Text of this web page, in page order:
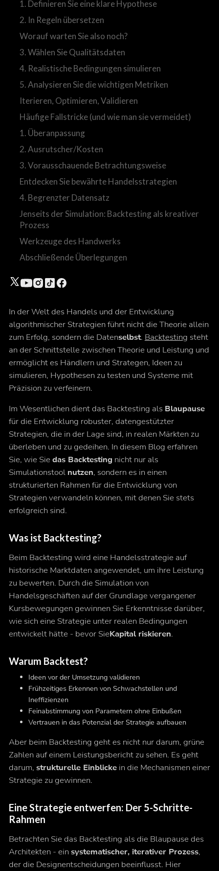
In der Welt des Handels und der Entwicklung
algorithmischer Strategien führt nicht die Theorie allein
zum Erfolg, sondern die Datenselbst. Backtesting steht
an der Schnittstelle zwischen Theorie und Leistung und
ermöglicht es Händlern und Strategen, Ideen zu
simulieren, Hypothesen zu testen und Systeme mit
Präzision zu verfeinern.
Im Wesentlichen dient das Backtesting als Blaupause
für die Entwicklung robuster, datengestützter
Strategien, die in der Lage sind, in realen Märkten zu
überleben und zu gedeihen. In diesem Blog erfahren
Sie, wie Sie das Backtesting nicht nur als
Simulationstool nutzen, sondern es in einen
strukturierten Rahmen für die Entwicklung von
Strategien verwandeln können, mit denen Sie stets
erfolgreich sind.
Was ist Backtesting?
Beim Backtesting wird eine Handelsstrategie auf
historische Marktdaten angewendet, um ihre Leistung
zu bewerten. Durch die Simulation von
Handelsgeschäften auf der Grundlage vergangener
Kursbewegungen gewinnen Sie Erkenntnisse darüber,
wie sich eine Strategie unter realen Bedingungen
entwickelt hätte - bevor SieKapital riskieren.
Warum Backtest?
Ideen vor der Umsetzung validieren
Frühzeitiges Erkennen von Schwachstellen und
Ineffizienzen
Feinabstimmung von Parametern ohne Einbußen
Vertrauen in das Potenzial der Strategie aufbauen
Aber beim Backtesting geht es nicht nur darum, grüne
Zahlen auf einem Leistungsbericht zu sehen. Es geht
darum, strukturelle Einblickein die Mechanismen einer
Strategie zu gewinnen.
Eine Strategie entwerfen: Der 5-Schritte-
Rahmen
Betrachten Sie das Backtesting als die Blaupause des
Architekten - ein systematischer, iterativer Prozess,
der die Designentscheidungen beeinflusst. Hier
1. Definieren Sie eine klare Hypothese
2. In Regeln übersetzen
Worauf warten Sie also noch?
3. Wählen Sie Qualitätsdaten
4. Realistische Bedingungen simulieren
5. Analysieren Sie die wichtigen Metriken
Iterieren, Optimieren, Validieren
Häufige Fallstricke (und wie man sie vermeidet)
1. Überanpassung
2. Ausrutscher/Kosten
3. Vorausschauende Betrachtungsweise
Entdecken Sie bewährte Handelsstrategien
4. Begrenzter Datensatz
Jenseits der Simulation: Backtesting als kreativer
Prozess
Werkzeuge des Handwerks
Abschließende Überlegungen